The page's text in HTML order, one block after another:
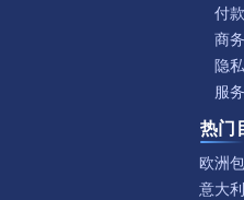
付
商
隐
服
热门
欧洲
意大